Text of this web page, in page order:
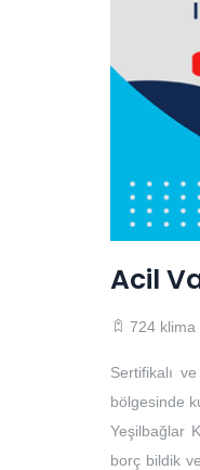
Acil
724 klima
Sertifikalı
bölgesinde
Yeşilbağlar
borç bildik